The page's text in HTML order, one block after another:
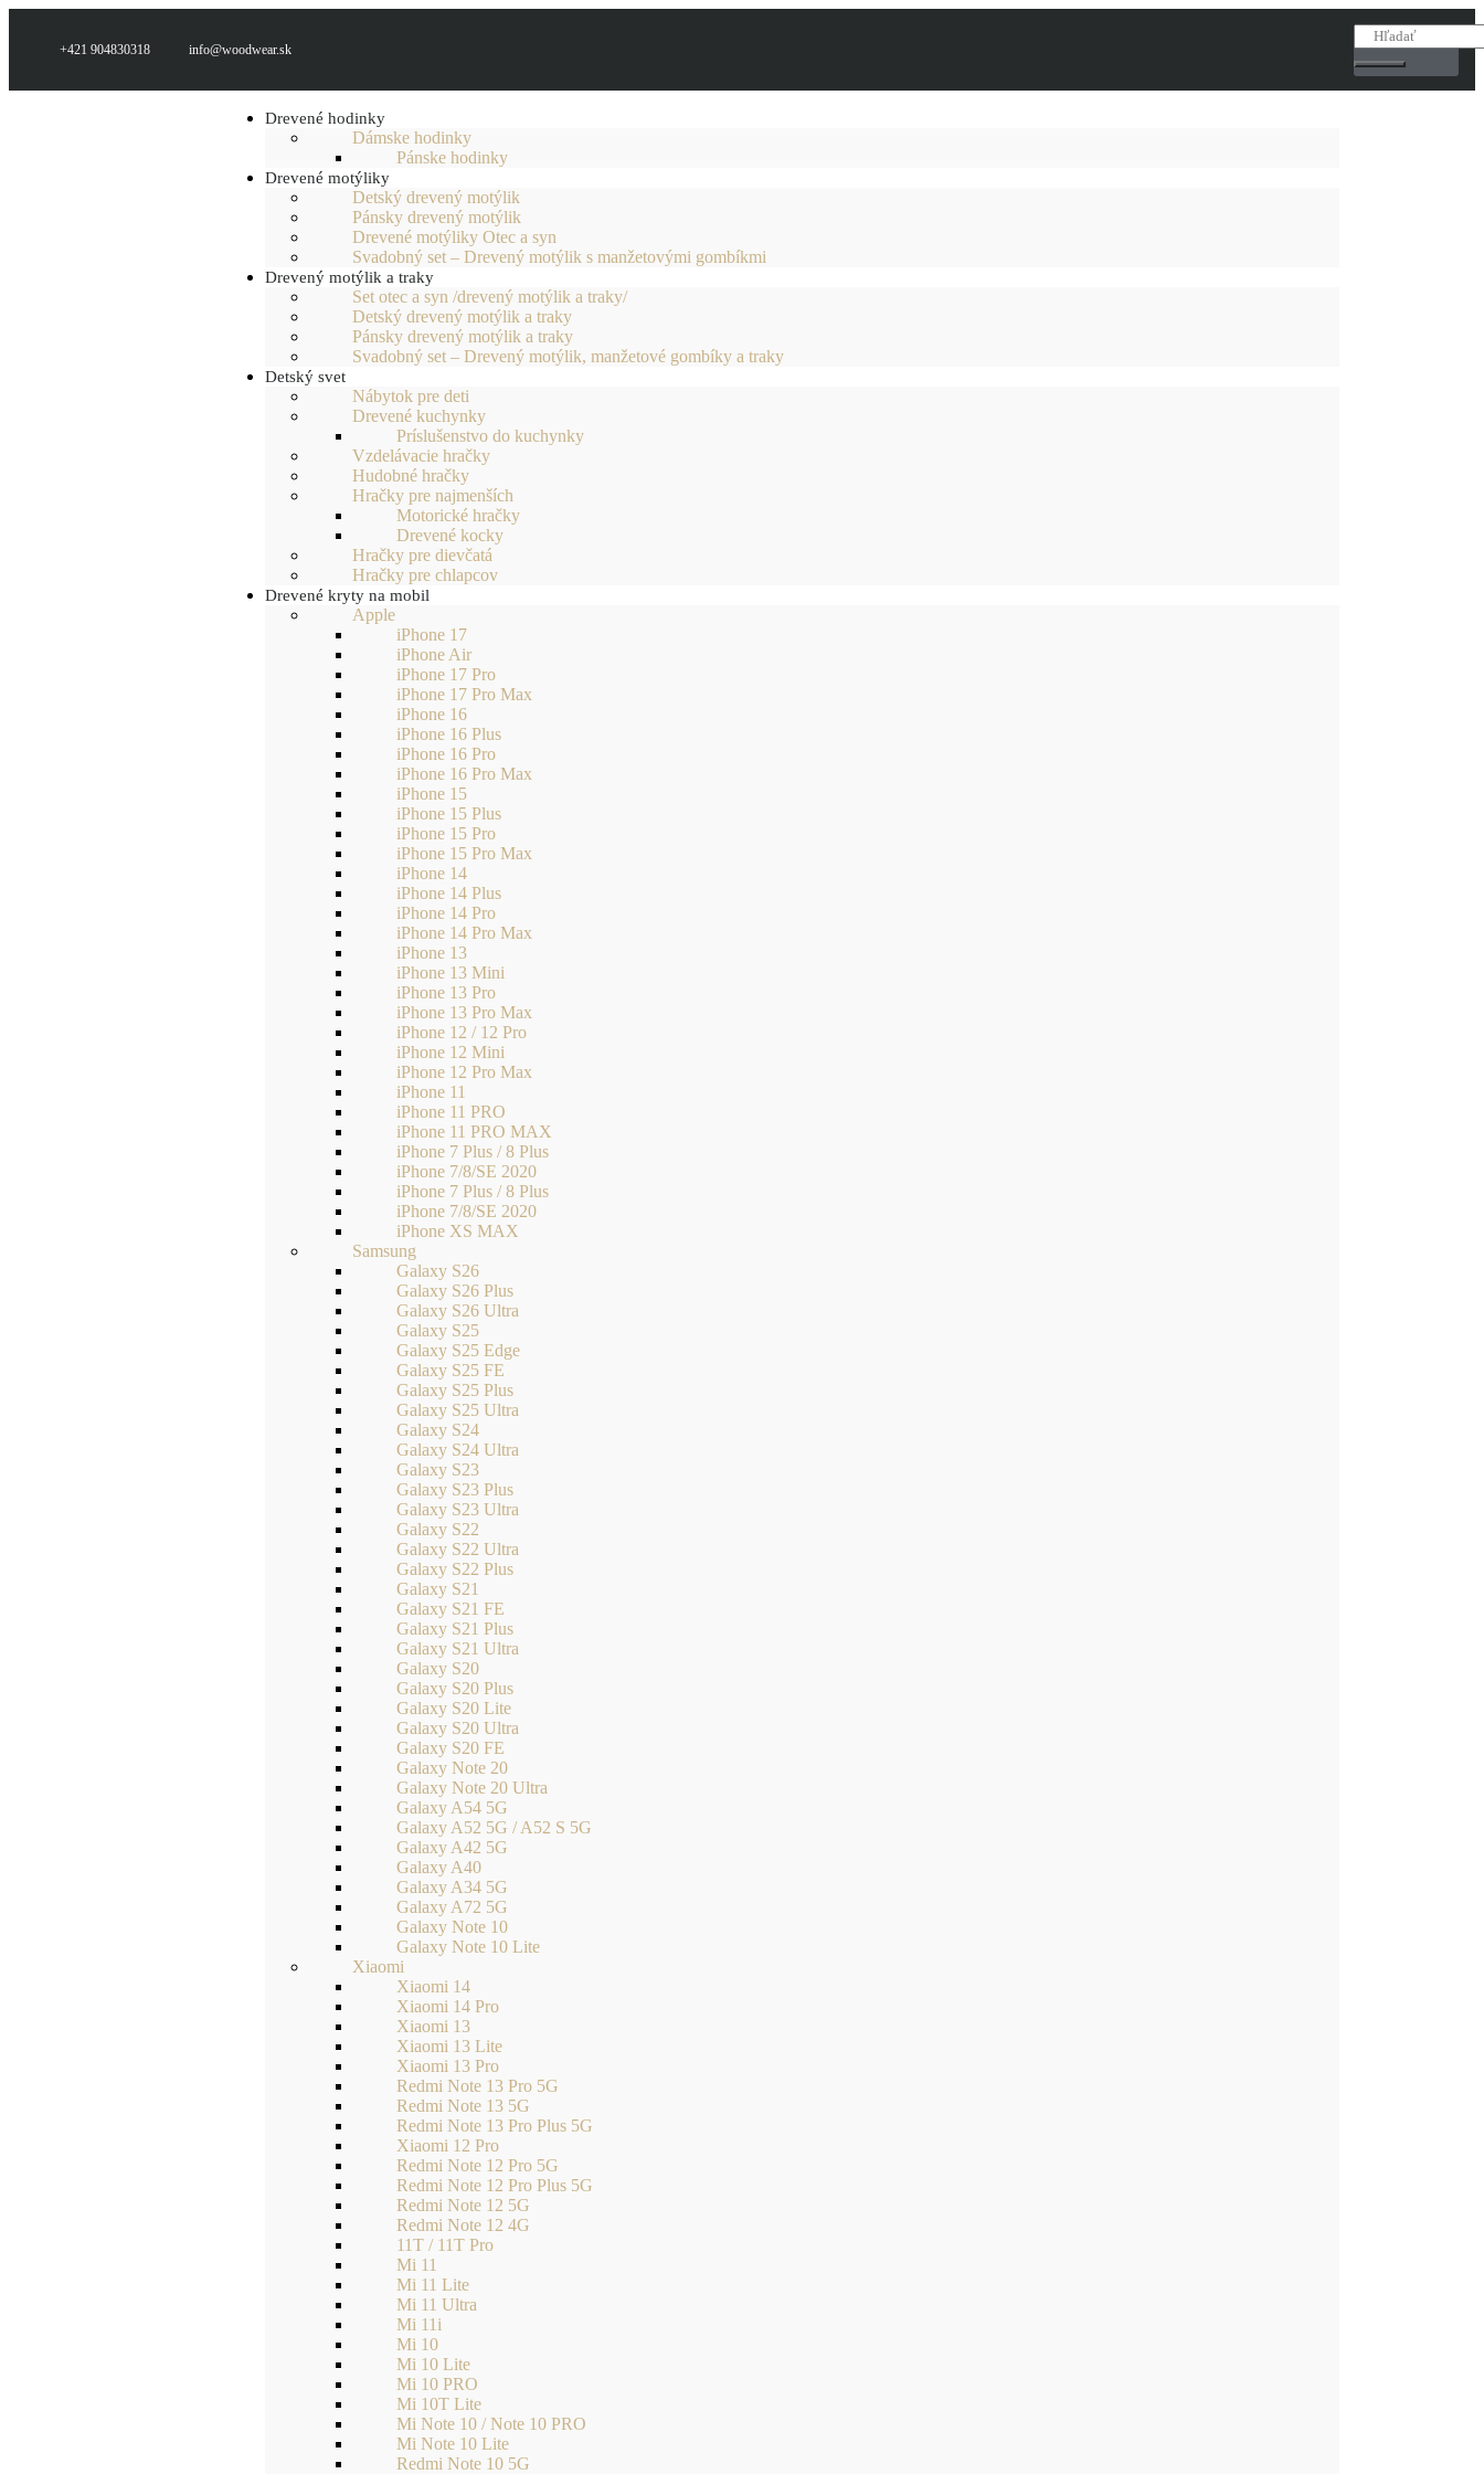
+421 904830318 info@woodwear.sk
Drevené hodinky
Dámske hodinky
Pánske hodinky
Drevené motýliky
Detský drevený motýlik
Pánsky drevený motýlik
Drevené motýliky Otec a syn
Svadobný set – Drevený motýlik s manžetovými gombíkmi
Drevený motýlik a traky
Set otec a syn /drevený motýlik a traky/
Detský drevený motýlik a traky
Pánsky drevený motýlik a traky
Svadobný set – Drevený motýlik, manžetové gombíky a traky
Detský svet
Nábytok pre deti
Drevené kuchynky
Príslušenstvo do kuchynky
Vzdelávacie hračky
Hudobné hračky
Hračky pre najmenších
Motorické hračky
Drevené kocky
Hračky pre dievčatá
Hračky pre chlapcov
Drevené kryty na mobil
Apple
iPhone 17
iPhone Air
iPhone 17 Pro
iPhone 17 Pro Max
iPhone 16
iPhone 16 Plus
iPhone 16 Pro
iPhone 16 Pro Max
iPhone 15
iPhone 15 Plus
iPhone 15 Pro
iPhone 15 Pro Max
iPhone 14
iPhone 14 Plus
iPhone 14 Pro
iPhone 14 Pro Max
iPhone 13
iPhone 13 Mini
iPhone 13 Pro
iPhone 13 Pro Max
iPhone 12 / 12 Pro
iPhone 12 Mini
iPhone 12 Pro Max
iPhone 11
iPhone 11 PRO
iPhone 11 PRO MAX
iPhone 7 Plus / 8 Plus
iPhone 7/8/SE 2020
iPhone 7 Plus / 8 Plus
iPhone 7/8/SE 2020
iPhone XS MAX
Samsung
Galaxy S26
Galaxy S26 Plus
Galaxy S26 Ultra
Galaxy S25
Galaxy S25 Edge
Galaxy S25 FE
Galaxy S25 Plus
Galaxy S25 Ultra
Galaxy S24
Galaxy S24 Ultra
Galaxy S23
Galaxy S23 Plus
Galaxy S23 Ultra
Galaxy S22
Galaxy S22 Ultra
Galaxy S22 Plus
Galaxy S21
Galaxy S21 FE
Galaxy S21 Plus
Galaxy S21 Ultra
Galaxy S20
Galaxy S20 Plus
Galaxy S20 Lite
Galaxy S20 Ultra
Galaxy S20 FE
Galaxy Note 20
Galaxy Note 20 Ultra
Galaxy A54 5G
Galaxy A52 5G / A52 S 5G
Galaxy A42 5G
Galaxy A40
Galaxy A34 5G
Galaxy A72 5G
Galaxy Note 10
Galaxy Note 10 Lite
Xiaomi
Xiaomi 14
Xiaomi 14 Pro
Xiaomi 13
Xiaomi 13 Lite
Xiaomi 13 Pro
Redmi Note 13 Pro 5G
Redmi Note 13 5G
Redmi Note 13 Pro Plus 5G
Xiaomi 12 Pro
Redmi Note 12 Pro 5G
Redmi Note 12 Pro Plus 5G
Redmi Note 12 5G
Redmi Note 12 4G
11T / 11T Pro
Mi 11
Mi 11 Lite
Mi 11 Ultra
Mi 11i
Mi 10
Mi 10 Lite
Mi 10 PRO
Mi 10T Lite
Mi Note 10 / Note 10 PRO
Mi Note 10 Lite
Redmi Note 10 5G